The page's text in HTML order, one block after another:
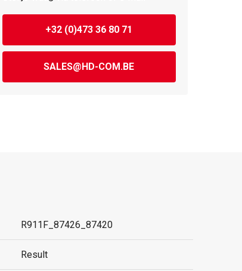
+32 (0)473 36 80 71
SALES@HD-COM.BE
R911F_87426_87420
Result